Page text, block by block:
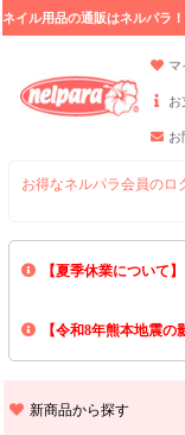
ネイル用品の通販はネルパラ
マ
お
お
お得なネルパラ会員の
【夏季休業について】
8/13(木)～8/16(日)の間
上記期間中のご注文・
【令和8年熊本地震
また､ 九州全域でお荷
新商品から探す